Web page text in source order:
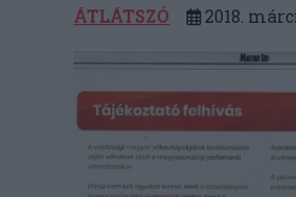
ÁTLÁTSZÓ 2018.